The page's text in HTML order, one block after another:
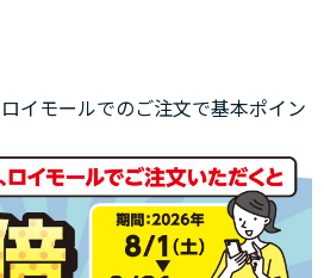
イモールでのご注文で基本ポイン